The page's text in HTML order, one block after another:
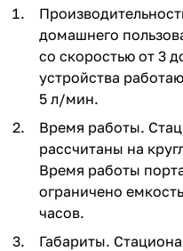
домашнего
со скоростью от 3
устройства
5 л/мин.
Время работы.
рассчитаны на
Время работы
ограничено
часов.
Габариты.